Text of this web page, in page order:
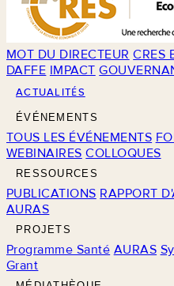
MOT DU DIRECTEUR CRES
DAFFE IMPACT
ACTUALITÉS
ÉVÉNEMENTS
TOUS LES ÉVÉNEMENTS
WEBINAIRES COLLOQUES
RESSOURCES
PUBLICATIONS RAPPORT
AURAS
PROJETS
Programme Santé AURAS
Grant